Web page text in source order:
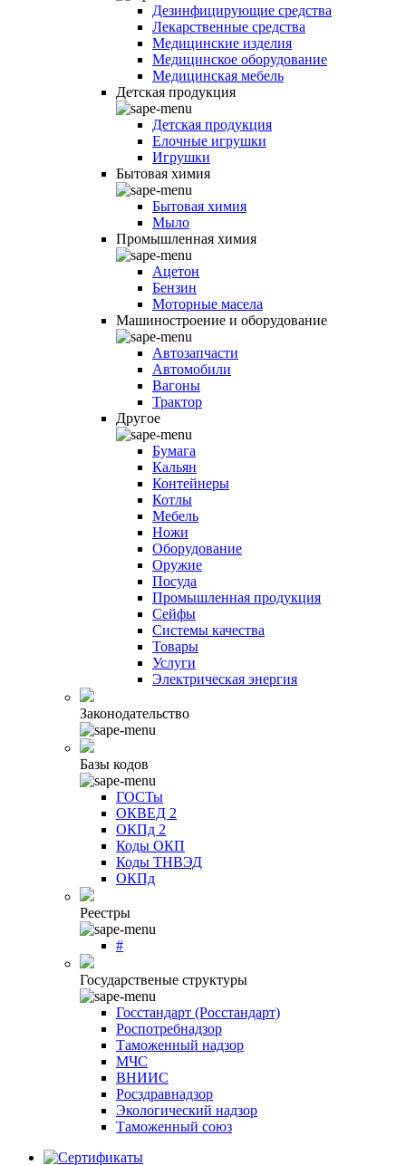
Дезинфицирующие средства
Лекарственные средства
Медицинские изделия
Медицинское оборудование
Медицинская мебель
Детская продукция
Детская продукция
Елочные игрушки
Игрушки
Бытовая химия
Бытовая химия
Мыло
Промышленная химия
Ацетон
Бензин
Моторные масела
Машиностроение и оборудование
Автозапчасти
Автомобили
Вагоны
Трактор
Другое
Бумага
Кальян
Контейнеры
Котлы
Мебель
Ножи
Оборудование
Оружие
Посуда
Промышленная продукция
Сейфы
Системы качества
Товары
Услуги
Электрическая энергия
Законодательство
Базы кодов
ГОСТы
ОКВЕД 2
ОКПд 2
Коды ОКП
Коды ТНВЭД
ОКПд
Реестры
#
Государственые структуры
Госстандарт (Росстандарт)
Роспотребнадзор
Таможенный надзор
МЧС
ВНИИС
Росздравнадзор
Экологический надзор
Таможенный союз